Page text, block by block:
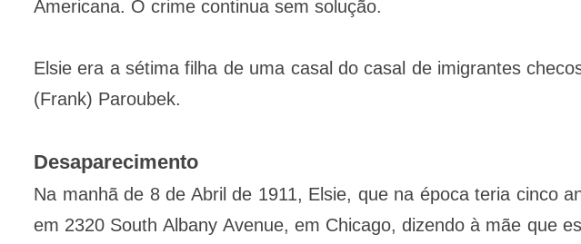
Americana. O crime continua sem solução.
Elsie era a sétima filha de uma casal do casal de imigrantes
(Frank) Paroubek.
Desaparecimento
Na manhã de 8 de Abril de 1911, Elsie, que na época teria cinco
em 2320 South Albany Avenue, em Chicago, dizendo à mãe que